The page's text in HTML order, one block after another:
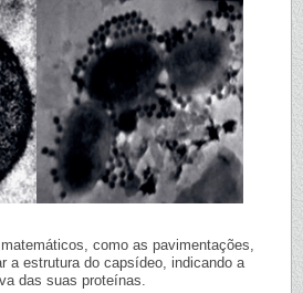
como as pavimentações,
a estrutura do capsídeo, indicando a
das suas proteínas.